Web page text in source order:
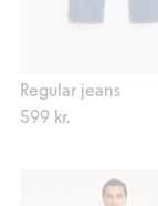
Regular jeans
599 kr.